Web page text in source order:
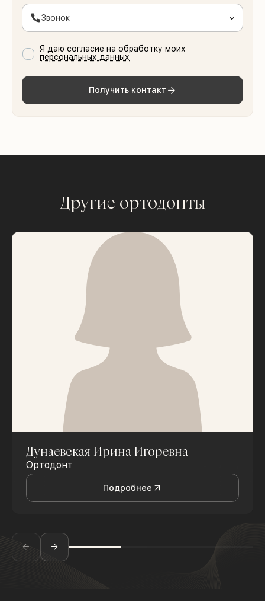
Звонок
Я даю согласие на обработку моих
персональных данных
Получить контакт
Другие ортодонты
Дунаевская Ирина Игоревна
Ортодонт
Подробнее